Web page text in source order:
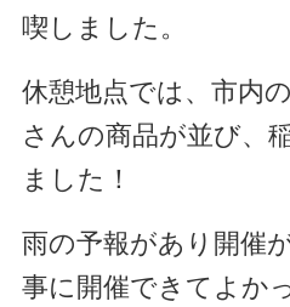
喫しました。
休憩地点では、市内
さんの商品が並び、
ました！
雨の予報があり開催
事に開催できてよか